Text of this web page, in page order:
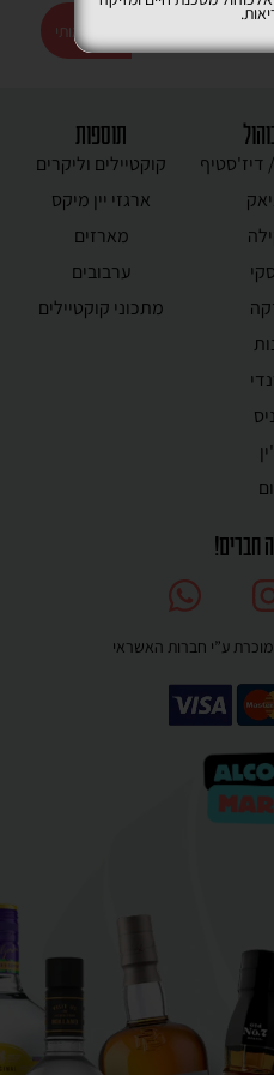
רשמו אותי
דיז'סטיף
תוספות
קוקטיילים וליקרים
ארגזי יין מיקס
מארזים
ערבובים
מתכוני קוקטיילים
חברים!
ע”י חברות האשראי